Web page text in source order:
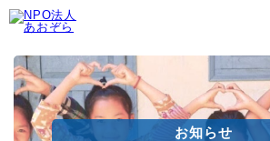
お知らせ